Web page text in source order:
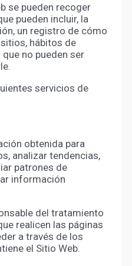
se pueden recoger
pueden incluir, la
un registro de cómo
hábitos de
no pueden ser
servicios de
obtenida para
analizar tendencias,
patrones de
información
del tratamiento
realicen las páginas
a través de los
el Sitio Web.